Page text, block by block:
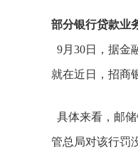
部分银行贷款业
9月30日，据金
就在近日，招商
具体来看，邮
管总局对该行罚